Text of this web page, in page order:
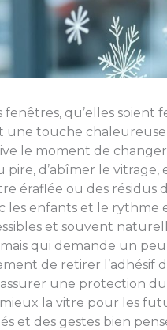
fenêtres, qu’elles soient
une touche
le moment de
pire, d’abîmer le
éraflée ou des résidus
les enfants et le
et souvent
qui demande un
de retirer l’adhésif
une protection
la vitre pour les
et des gestes bien